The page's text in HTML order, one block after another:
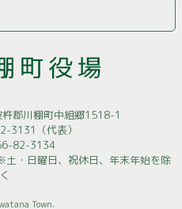
郡川棚町中組郷1518-1
3131（代表）
82-3134
・日曜日、祝休日、年末年始を除
く
Town.